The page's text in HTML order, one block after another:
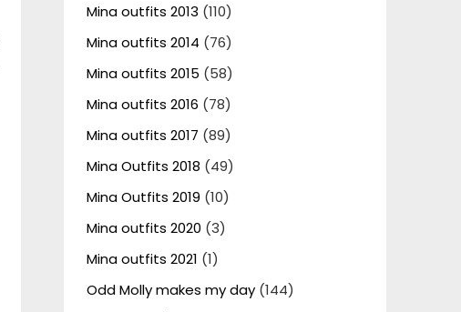
Mina outfits 2013 (110)
Mina outfits 2014 (76)
Mina outfits 2015 (58)
Mina outfits 2016 (78)
Mina outfits 2017 (89)
Mina Outfits 2018 (49)
Mina Outfits 2019 (10)
Mina outfits 2020 (3)
Mina outfits 2021 (1)
Odd Molly makes my day(144)